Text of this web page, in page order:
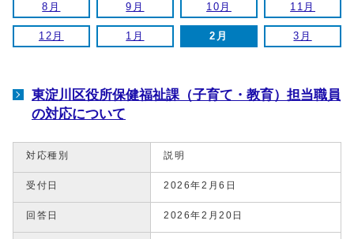
8月 9月 10月 11月
12月 1月 2月 3月
東淀川区役所保健福祉課（子育て・教育）担当職員
の対応について
対応種別 説明
受付日 2026年2月6日
回答日 2026年2月20日